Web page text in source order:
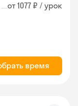
от 1077 ₽ / урок
время